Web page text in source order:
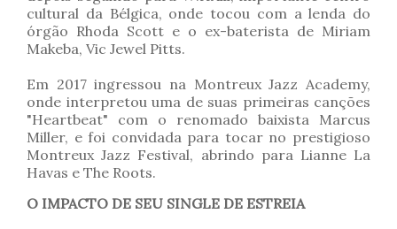
cultural da Bélgica, onde tocou com a lenda do
órgão Rhoda Scott e o ex-baterista de Miriam
Makeba, Vic Jewel Pitts.
Em 2017 ingressou na Montreux Jazz Academy,
onde interpretou uma de suas primeiras canções
"Heartbeat" com o renomado baixista Marcus
Miller, e foi convidada para tocar no prestigioso
Montreux Jazz Festival, abrindo para Lianne La
Havas e The Roots.
O IMPACTO DE SEU SINGLE DE ESTREIA